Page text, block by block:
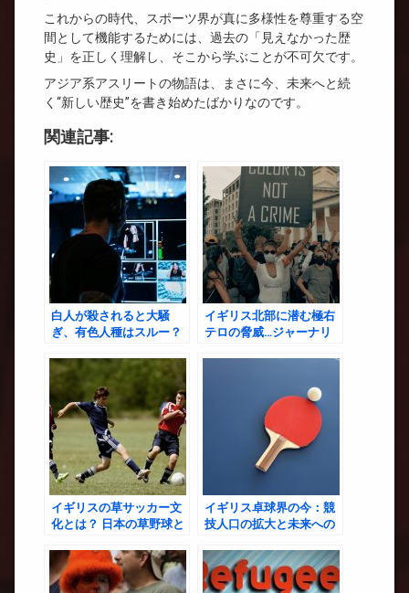
これからの時代、スポーツ界が真に多様性を尊重する空
間として機能するためには、過去の「見えなかった歴
史」を正しく理解し、そこから学ぶことが不可欠です。
アジア系アスリートの物語は、まさに今、未来へと続
く“新しい歴史”を書き始めたばかりなのです。
関連記事:
白人が殺されると大騒
ぎ、有色人種はスルー？
択的正義
イギリス北部に潜む極右
テロの脅威…ジャーナリ
イギリスの草サッカー文
化とは？ 日本の草野球と
イギリス卓球界の今：競
技人口の拡大と未来への